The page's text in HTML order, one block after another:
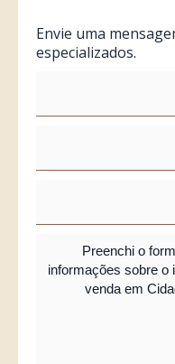
Envie uma
especializados.